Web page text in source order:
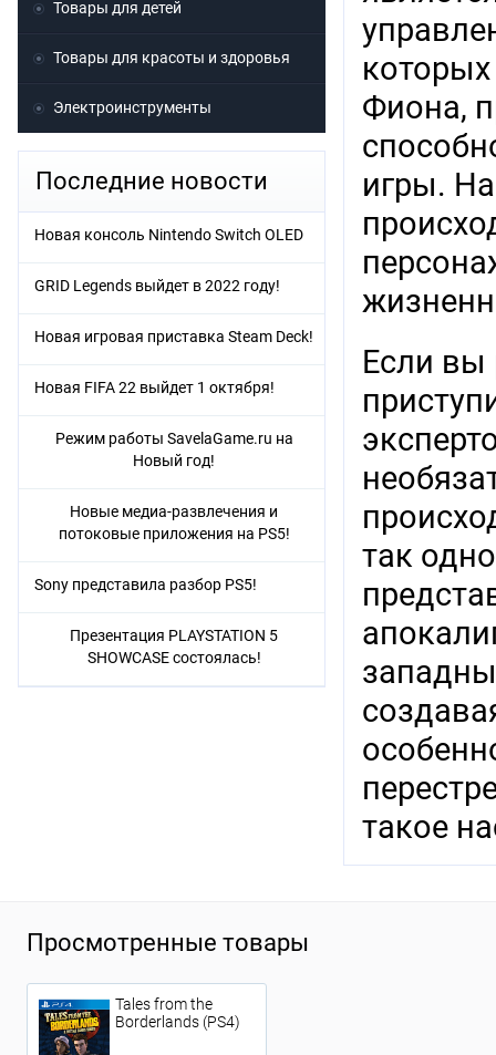
Фиона,
игры.
Если вы
так
такое
Товары для детей
Товары для красоты и здоровья
Электроинструменты
Последние новости
Новая консоль Nintendo Switch OLED
GRID Legends выйдет в 2022 году!
Новая игровая приставка Steam Deck!
Новая FIFA 22 выйдет 1 октября!
Режим работы SavelaGame.ru на
Новый год!
Новые медиа-развлечения и
потоковые приложения на PS5!
Sony представила разбор PS5!
Презентация PLAYSTATION 5
SHOWCASE состоялась!
Просмотренные товары
Tales from the
Borderlands (PS4)